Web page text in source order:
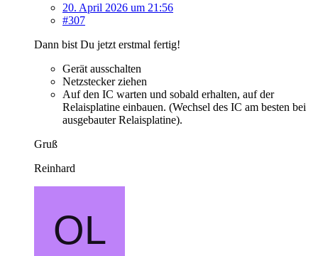
20. April 2026 um 21:56
#307
Dann bist Du jetzt erstmal fertig!
Gerät ausschalten
Netzstecker ziehen
Auf den IC warten und sobald erhalten, auf der
Relaisplatine einbauen. (Wechsel des IC am besten bei
ausgebauter Relaisplatine).
Gruß
Reinhard